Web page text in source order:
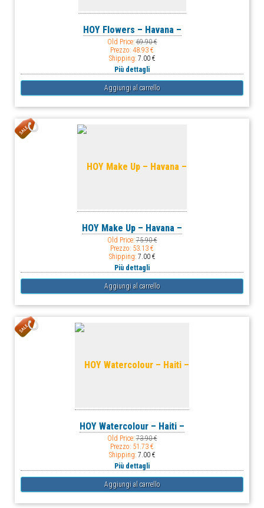
HOY Flowers – Havana –
Old Price:69.90 €
Prezzo: 48.93 €
Shipping: 7.00 €
Più dettagli
HOY Make Up – Havana –
Old Price:75.90 €
Prezzo: 53.13 €
Shipping: 7.00 €
Più dettagli
HOY Watercolour – Haiti –
Old Price:73.90 €
Prezzo: 51.73 €
Shipping: 7.00 €
Più dettagli